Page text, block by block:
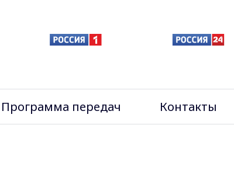
Программа передач Контакты